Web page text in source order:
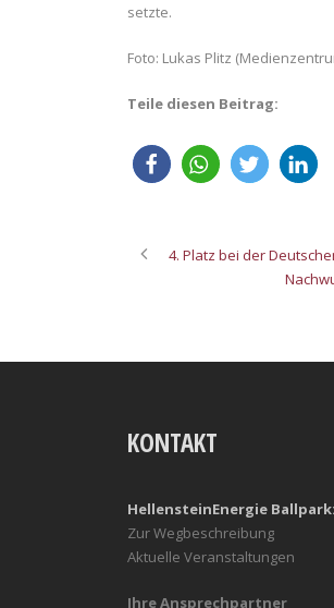
setzte.
Foto: Lukas Plitz
Teile diesen Beitrag:
4. Platz bei der
KONTAKT
HellensteinEnergie Ballpark:
Zur Wegbeschreibung
Aktuelle Veranstaltungen
Ihre Ansprechpartner